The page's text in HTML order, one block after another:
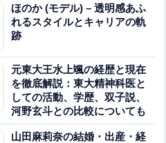
ほのか (モデル) – 透明感あふ
れるスタイルとキャリアの軌
跡
元東大王水上颯の経歴と現在
を徹底解説：東大精神科医と
しての活動、学歴、双子説、
河野玄斗との比較についても
山田麻莉奈の結婚・出産・経